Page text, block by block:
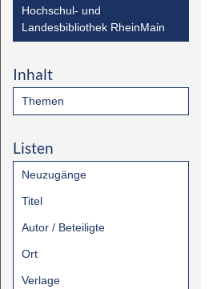
Hochschul- und
Landesbibliothek RheinMain
Inhalt
Themen
Listen
Neuzugänge
Titel
Autor / Beteiligte
Ort
Verlage